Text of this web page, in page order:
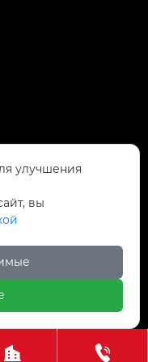
Учжи, промзона
Средняя
Ясин Точная Ковка
 
улучшения
вы